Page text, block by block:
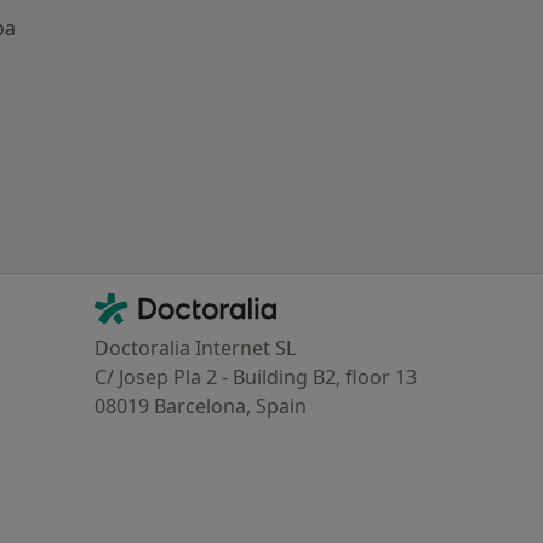
Contacto
Doctoralia - Homepage
Doctoralia Internet SL
C/ Josep Pla 2 - Building B2, floor 13
08019 Barcelona, Spain